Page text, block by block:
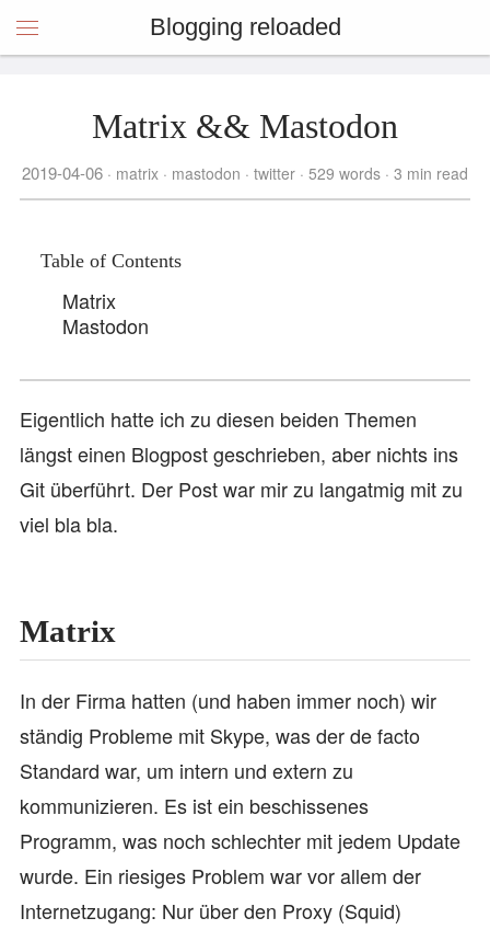
Blogging reloaded
Matrix && Mastodon
2019-04-06 matrix mastodon twitter 529 words 3 min read
Table of Contents
Matrix
Mastodon
Eigentlich hatte ich zu diesen beiden Themen
längst einen Blogpost geschrieben, aber nichts ins
Git überführt. Der Post war mir zu langatmig mit zu
viel bla bla.
Matrix
In der Firma hatten (und haben immer noch) wir
ständig Probleme mit Skype, was der de facto
Standard war, um intern und extern zu
kommunizieren. Es ist ein beschissenes
Programm, was noch schlechter mit jedem Update
wurde. Ein riesiges Problem war vor allem der
Internetzugang: Nur über den Proxy (Squid)